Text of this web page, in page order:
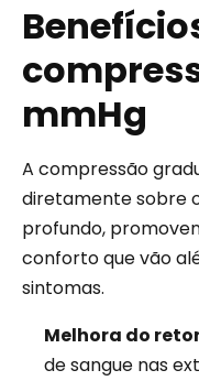
mmHg
A compressão
diretamente sobre
profundo,
conforto que vão
sintomas.
Melhora do
de sangue nas